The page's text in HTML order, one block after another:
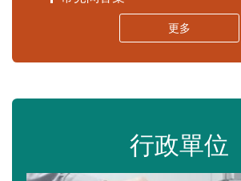
更多
行政單位